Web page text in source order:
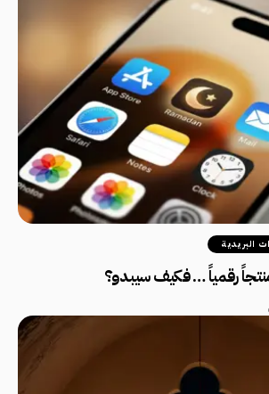
البريدية
رقمياً … فكيف سيبدو؟